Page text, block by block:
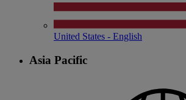
United States - English
Asia Pacific